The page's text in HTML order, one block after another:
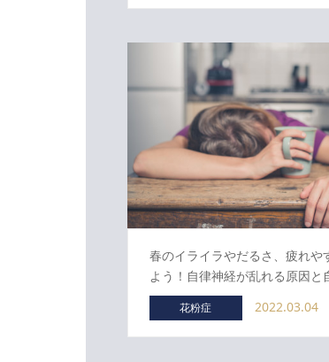
春のイライラやだるさ、疲れや
よう！自律神経が乱れる原因と
花粉症 2022.03.04